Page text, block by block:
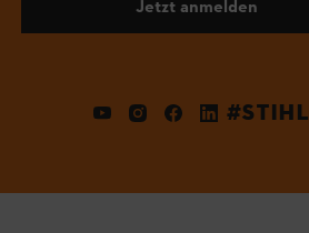
Jetzt anmelden
#STIHL